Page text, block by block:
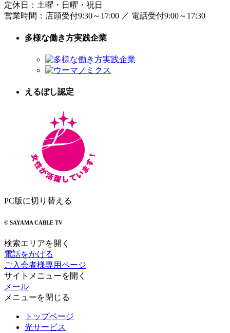
定休日：土曜・日曜・祝日
営業時間： 店頭受付9:30～17:00 ／ 電話受付9:00～17:30
多様な働き方実践企業
えるぼし認定
PC版に切り替える
© SAYAMA CABLE TV
検索エリアを開く
電話をかける
ご入会者様専用ページ
サイトメニューを開く
メール
メニューを閉じる
トップページ
光サービス